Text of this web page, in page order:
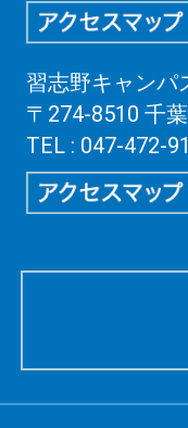
習志野キャンパ
〒274-8510 千
TEL : 047-472-